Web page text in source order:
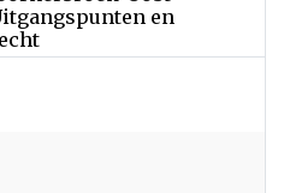
en